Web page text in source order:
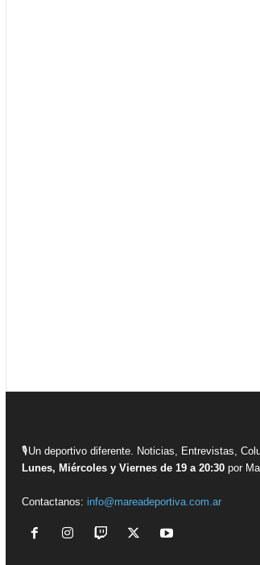
🎙Un deportivo diferente. Noticias, Entrevistas,
Lunes, Miércoles y Viernes de 19 a 20:30por
Contactanos: info@mareadeportiva.com.ar